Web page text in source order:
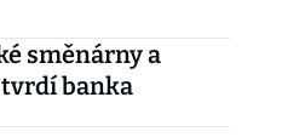
směnárny a
tvrdí banka